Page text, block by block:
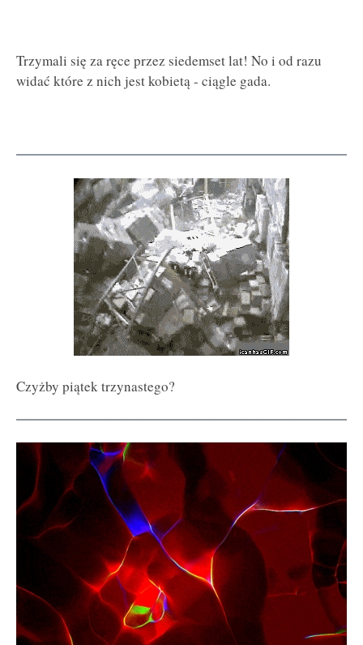
Trzymali się za ręce przez siedemset lat! No i od razu
widać które z nich jest kobietą - ciągle gada.
Czyżby piątek trzynastego?